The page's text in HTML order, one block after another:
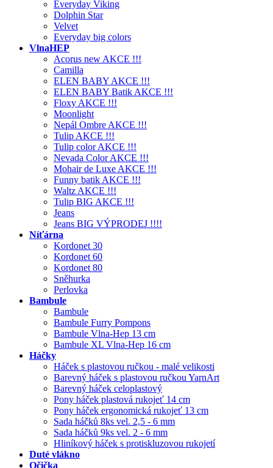
Everyday Viking
Dolphin Star
Velvet
Everyday big colors
VlnaHEP
Acorus new AKCE !!!
Camilla
ELEN BABY AKCE !!!
ELEN BABY Batik AKCE !!!
Floxy AKCE !!!
Moonlight
Nepál Ombre AKCE !!!
Tulip AKCE !!!
Tulip color AKCE !!!
Nevada Color AKCE !!!
Mohair de Luxe AKCE !!!
Funny batik AKCE !!!
Waltz AKCE !!!
Tulip BIG AKCE !!!
Jeans
Jeans BIG VÝPRODEJ !!!!
Níťárna
Kordonet 30
Kordonet 60
Kordonet 80
Sněhurka
Perlovka
Bambule
Bambule
Bambule Furry Pompons
Bambule Vlna-Hep 13 cm
Bambule XL Vlna-Hep 16 cm
Háčky
Háček s plastovou ručkou - malé velikosti
Barevný háček s plastovou ručkou YarnArt
Barevný háček celoplastový
Pony háček plastová rukojeť 14 cm
Pony háček ergonomická rukojeť 13 cm
Sada háčků 8ks vel. 2,5 - 6 mm
Sada háčků 9ks vel. 2 - 6 mm
Hliníkový háček s protiskluzovou rukojetí
Duté vlákno
Očička